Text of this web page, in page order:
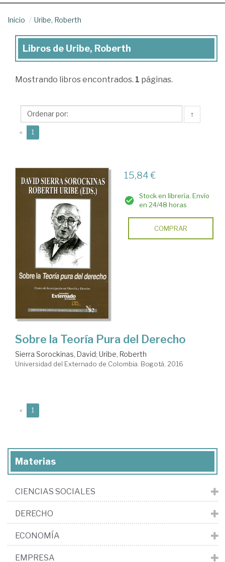
Inicio Uribe, Roberth
Libros
Uribe,
Libros de Uribe, Roberth
Mostrando libros encontrados. 1 páginas.
↑
« 1
15,84 €
Stock en librería. Envío
en 24/48 horas
COMPRAR
Sobre la Teoría Pura del Derecho
Sierra Sorockinas, David; Uribe, Roberth
Universidad del Externado de Colombia. Bogotá, 2016
« 1
Materias
CIENCIAS SOCIALES
DERECHO
ECONOMÍA
EMPRESA